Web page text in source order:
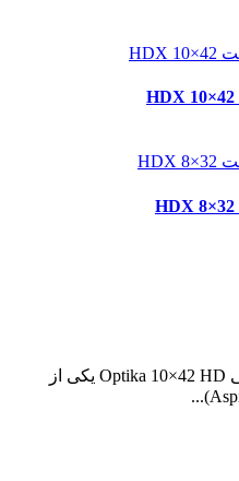
Optika 10×42 HD دوربین دوچشمی Optika 10×42 HD یکی از